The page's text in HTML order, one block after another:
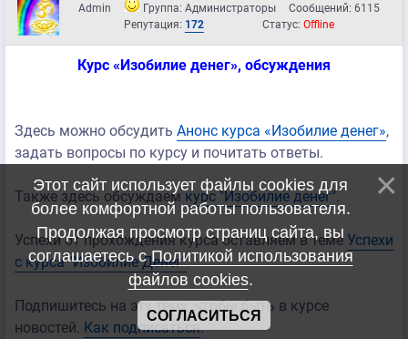
Admin Группа: Администраторы Сообщений: 6115
Репутация: 172 Статус:Offline
Курс «Изобилие денег», обсуждения
Здесь можно обсудить Анонс курса «Изобилие денег»,
задать вопросы по курсу и почитать ответы.
Также здесь обсуждаем курс "Изобилие денег".
Успехи от прохождения курса оставляем в теме Успехи
с курса "Изобилие Денег".
Подпишитесь на эту тему, чтобы быть в курсе
новостей. Как подписаться.
Этот сайт использует файлы cookies для
более комфортной работы пользователя.
Продолжая просмотр страниц сайта, вы
соглашаетесь сПолитикой использования
файлов cookies.
СОГЛАСИТЬСЯ